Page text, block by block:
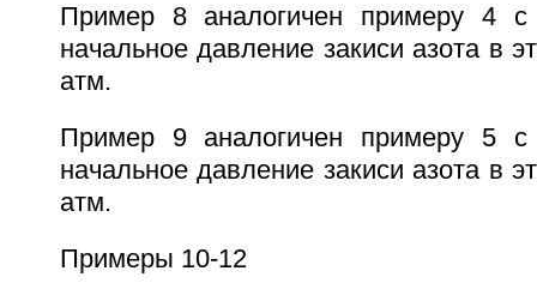
Пример 8 аналогичен примеру 4
начальное давление закиси азота в
атм.
Пример 9 аналогичен примеру 5
начальное давление закиси азота в
атм.
Примеры 10-12